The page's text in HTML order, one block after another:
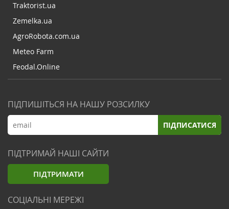
Traktorist.ua
Zemelka.ua
AgroRobota.com.ua
Meteo Farm
Feodal.Online
ПІДПИШІТЬСЯ НА НАШУ РОЗСИЛКУ
ПІДПИСАТИСЯ
ПІДТРИМАЙ НАШІ САЙТИ
ПІДТРИМАТИ
СОЦІАЛЬНІ МЕРЕЖІ